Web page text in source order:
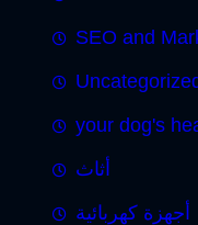
SEO and
your dog's
أثاث
أجهزة كهربائية